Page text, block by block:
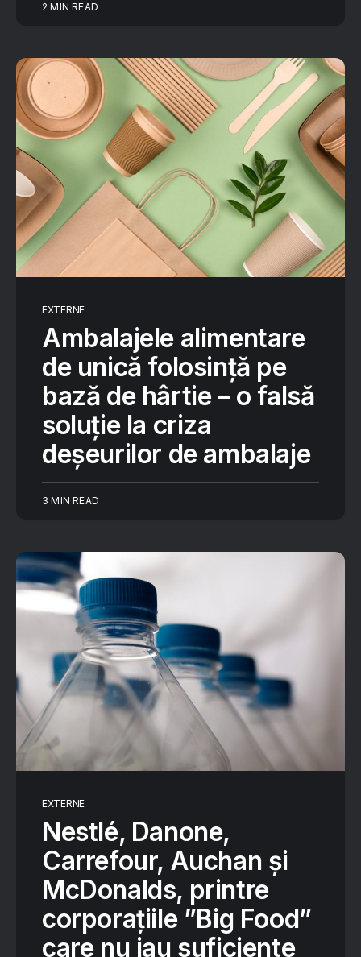
2 MIN READ
EXTERNE
Ambalajele alimentare
de unică folosință pe
bază de hârtie – o falsă
soluție la criza
deșeurilor de ambalaje
3 MIN READ
EXTERNE
Nestlé, Danone,
Carrefour, Auchan și
McDonalds, printre
corporațiile ”Big Food”
care nu iau suficiente